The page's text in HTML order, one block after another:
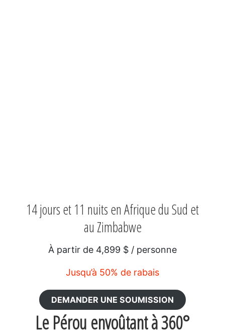
14 jours et 11 nuits en Afrique du Sud et
au Zimbabwe
À partir de 4,899 $ / personne
Jusqu’à 50% de rabais
DEMANDER UNE SOUMISSION
Le Pérou envoûtant à 360°